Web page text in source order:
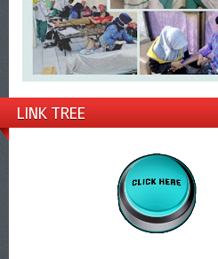
LINK TREE